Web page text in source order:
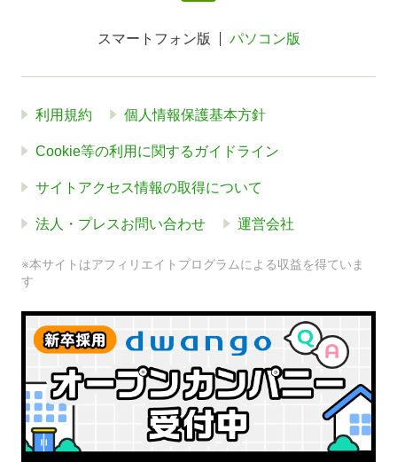
スマートフォン版 パソコン版
利用規約 個人情報保護基本方針
Cookie等の利用に関するガイドライン
サイトアクセス情報の取得について
法人・プレスお問い合わせ 運営会社
※本サイトはアフィリエイトプログラムによる収益を得ていま
す